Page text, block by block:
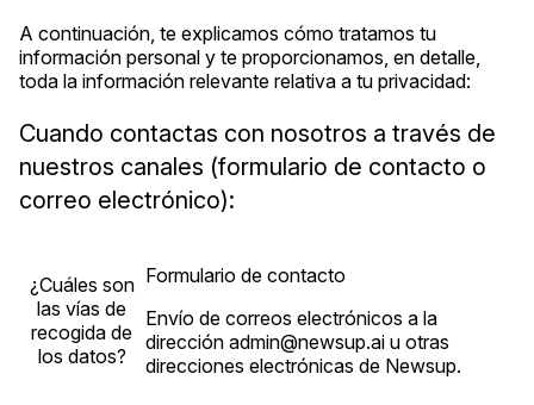
A continuación, te explicamos cómo tratamos tu
información personal y te proporcionamos, en detalle,
toda la información relevante relativa a tu privacidad:
Cuando contactas con nosotros a través de
nuestros canales (formulario de contacto o
correo electrónico):
¿Cuáles son
las vías de
recogida de
los datos?
Formulario de contacto
Envío de correos electrónicos a la
dirección admin@newsup.ai u otras
direcciones electrónicas de Newsup.